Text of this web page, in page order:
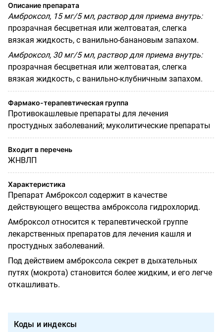
Описание препарата
Амброксол, 15 мг/5 мл, раствор для приема внутрь:
прозрачная бесцветная или желтоватая, слегка
вязкая жидкость, с ванильно-банановым запахом.
Амброксол, 30 мг/5 мл, раствор для приема внутрь:
прозрачная бесцветная или желтоватая, слегка
вязкая жидкость, с ванильно-клубничным запахом.
Фармако-терапевтическая группа
Противокашлевые препараты для лечения
простудных заболеваний; муколитические препараты
Входит в перечень
ЖНВЛП
Характеристика
Препарат Амброксол содержит в качестве
действующего вещества амброксола гидрохлорид.
Амброксол относится к терапевтической группе
лекарственных препаратов для лечения кашля и
простудных заболеваний.
Под действием амброксола секрет в дыхательных
путях (мокрота) становится более жидким, и его легче
откашливать.
Коды и индексы